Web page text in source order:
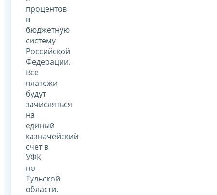
процентов
в
бюджетную
систему
Российской
Федерации.
Все
платежи
будут
зачисляться
на
единый
казначейский
счет в
УФК
по
Тульской
области.